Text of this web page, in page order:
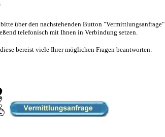
über den nachstehenden Button "Vermittlungsanfrage"
telefonisch mit Ihnen in Verbindung setzen.
bereist viele Ihrer möglichen Fragen beantworten.